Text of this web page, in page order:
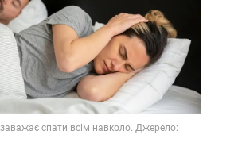
спати всім навколо. Джерело: